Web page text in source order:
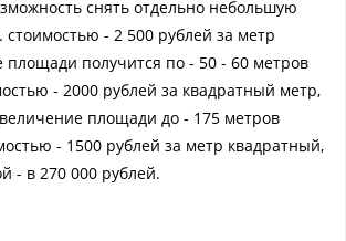
снять отдельно небольшую
- 2 500 рублей за метр
площади получится по - 50 - 60 метров
- 2000 рублей за квадратный метр,
площади до - 175 метров
- 1500 рублей за метр квадратный,
- в 270 000 рублей.